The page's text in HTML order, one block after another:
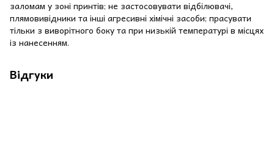
заломам у зоні принтів; не застосовувати відбілювачі,
плямовивідники та інші агресивні хімічні засоби; прасувати
тільки з виворітного боку та при низькій температурі в місцях
із нанесенням.
Відгуки